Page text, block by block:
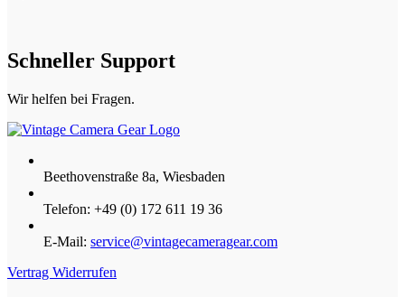
Schneller Support
Wir helfen bei Fragen.
Beethovenstraße 8a, Wiesbaden
Telefon: +49 (0) 172 611 19 36
E-Mail: service@vintagecameragear.com
Vertrag Widerrufen